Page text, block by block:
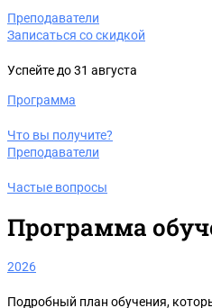
Преподаватели
Записаться со скидкой
Успейте до 31 августа
Программа
Что вы получите?
Преподаватели
Частые вопросы
Программа
2026
Подробный план обучения,